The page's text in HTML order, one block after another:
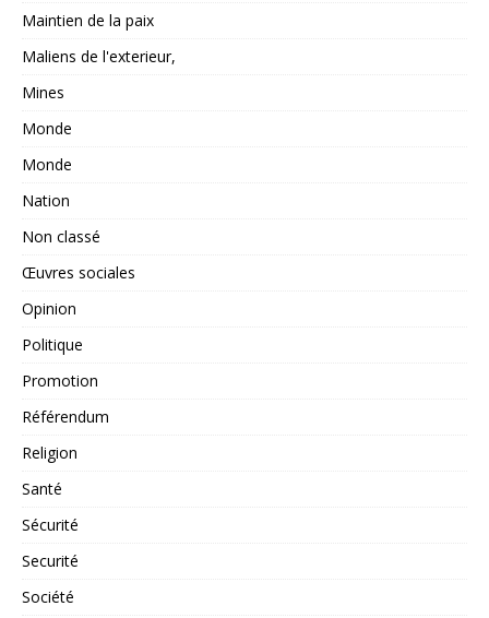
Maintien de la paix
Maliens de l'exterieur,
Mines
Monde
Monde
Nation
Non classé
Œuvres sociales
Opinion
Politique
Promotion
Référendum
Religion
Santé
Sécurité
Securité
Société